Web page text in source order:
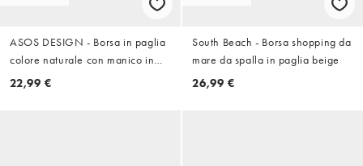
ASOS DESIGN - Borsa in paglia
colore naturale con manico in
resina e tracolla rimovibile
22,99 €
South Beach - Borsa shopping da
mare da spalla in paglia beige
26,99 €